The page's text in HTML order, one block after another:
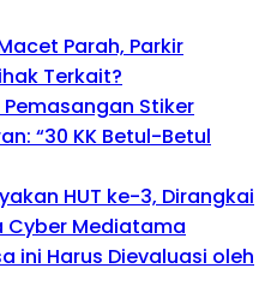
Parah, Parkir
Terkait?
Stiker
“30 KK Betul-Betul
HUT ke-3, Dirangkai
Cyber Mediatama
ini Harus Dievaluasi oleh